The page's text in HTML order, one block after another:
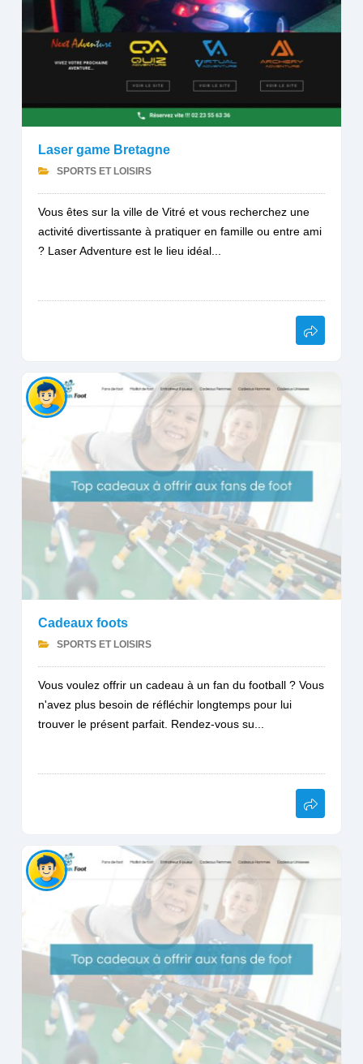
Laser game Bretagne
SPORTS ET LOISIRS
Vous êtes sur la ville de Vitré et vous recherchez une
activité divertissante à pratiquer en famille ou entre ami
? Laser Adventure est le lieu idéal...
Cadeaux foots
SPORTS ET LOISIRS
Vous voulez offrir un cadeau à un fan du football ? Vous
n'avez plus besoin de réfléchir longtemps pour lui
trouver le présent parfait. Rendez-vous su...